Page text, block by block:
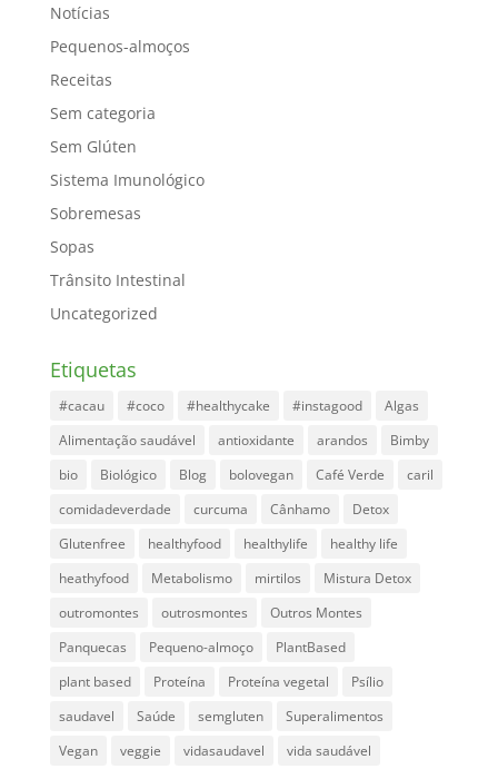
Notícias
Pequenos-almoços
Receitas
Sem categoria
Sem Glúten
Sistema Imunológico
Sobremesas
Sopas
Trânsito Intestinal
Uncategorized
Etiquetas
#cacau #coco #healthycake #instagood
Algas
Alimentação saudável
antioxidante arandos
Bimby
bio
Biológico Blog bolovegan Café Verde
caril
comidadeverdade
curcuma Cânhamo
Detox
Glutenfree
healthyfood healthylife
healthy life
heathyfood
Metabolismo mirtilos
Mistura Detox
outromontes
outrosmontes
Outros Montes
Panquecas
Pequeno-almoço
PlantBased
plant based
Proteína Proteína vegetal
Psílio
saudavel
Saúde semgluten
Superalimentos
Vegan
veggie vidasaudavel vida saudável